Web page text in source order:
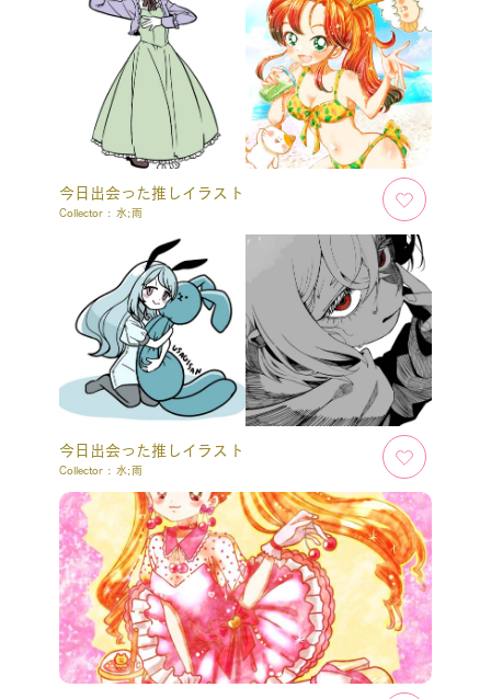
今日出会った推しイラスト
Collector : 水;雨
今日出会った推しイラスト
Collector : 水;雨